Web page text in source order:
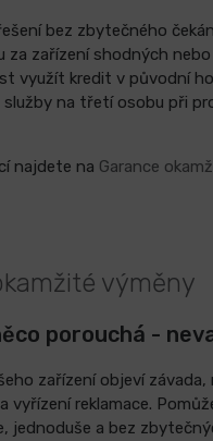
bez zbytečného
za zařízení shodných
využít kredit v původní
služby na třetí osobu při
najdete na Garance
výměny
porouchá -
zařízení objeví
vyřízení reklamace.
jednoduše a bez